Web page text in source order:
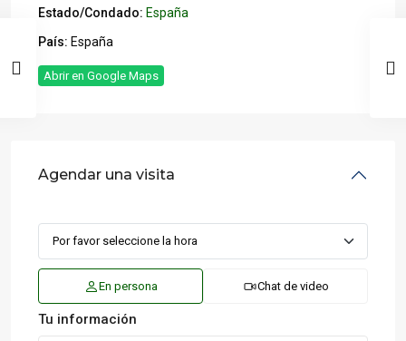
Estado/Condado: España
País: España
Abrir en Google Maps
Agendar una visita
En persona Chat de video
Tu información